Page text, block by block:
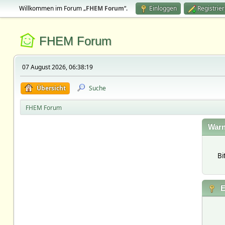
Willkommen im Forum „FHEM Forum“. Einloggen
FHEM Forum
07 August 2026, 06:38:19
Übersicht Suche
FHEM Forum